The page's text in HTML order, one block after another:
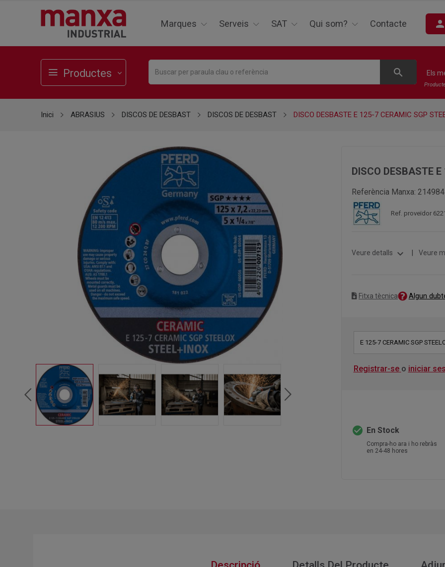
Marques Serveis SAT Qui som? Contacte person
Productes search Els
Inici ABRASIUS DISCOS DE DESBAST DISCOS DE DESBAST DISCO DESBASTE E 125-7 CERAMIC SGP
DISCO DESBASTE
Referència Manxa: 214984
Ref. proveïdor
Veure detalls expand_more Veure
Fitxa tècnica Algun
E 125-7 CERAMIC SGP
Registrar-se o iniciar
check_circle En Stock
Compra-ho ara i ho rebràs
en 24-48 hores